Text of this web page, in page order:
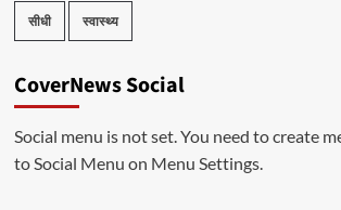
सीधी स्वास्थ्य
CoverNews Social
Social menu is not set. You need to create
to Social Menu on Menu Settings.